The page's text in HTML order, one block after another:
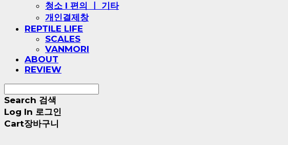
청소 l 편의 ㅣ 기타
개인결제창
REPTILE LIFE
SCALES
VANMORI
ABOUT
REVIEW
Search 검색
Log In 로그인
Cart장바구니